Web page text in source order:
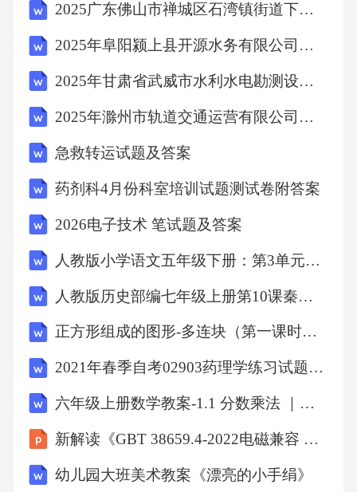
质，共3对四、计算题21. 解79414.952.70.99.915
22. 解（1）原式＝ （2）原式＝14.85-12.64+26
＝28.21 （3）原式＝ （4）原式＝. （5）原式＝
9.81×（0.1+5+4.9）＝9.81×10＝98.1 （6）原式
+…+（104+103-102-101）＝4×225＝900.23. 解
（1），得＝4 （2），得＝5五、图形计算25. 分
析：通过平移知阴影部分的面积等于一个梯形
的面积.
解阴影部分的面积＝（平方厘米）六、应用题2
6. 分析：先求出总吨数的，再计算汽车装运的
解挖地基挖出的土的吨数是（40.5×24×2）÷4×7
＝3402（吨），共需运的次数是3402×÷4.5＝504
2025广东佛山市禅城区石湾镇街道下属公有企业人员招聘3人笔试历年常考点试题专练附带答案详解
2025年阜阳颍上县开源水务有限公司公开招聘劳务派遣工作人员12名笔试历年难易错考点试卷带答案解析
2025年甘肃省武威市水利水电勘测设计院有限公司招聘12人笔试历年难易错考点试卷带答案解析
2025年滁州市轨道交通运营有限公司第二批次社会招聘4人笔试历年典型考点题库附带答案详解
急救转运试题及答案
药剂科4月份科室培训试题测试卷附答案
2026电子技术 笔试题及答案
人教版小学语文五年级下册：第3单元检测试卷A卷
人教版历史部编七年级上册第10课秦末农民大起义学案(预习+知识梳理+习题)
正方形组成的图形-多连块（第一课时）（教案）沪教版三年级上册数学
2021年春季自考02903药理学练习试题含解析
六年级上册数学教案-1.1 分数乘法 ｜西师大版
新解读《GBT 38659.4-2022电磁兼容 风险评估 第4部分：系统风险分析方法》
幼儿园大班美术教案《漂亮的小手绢》